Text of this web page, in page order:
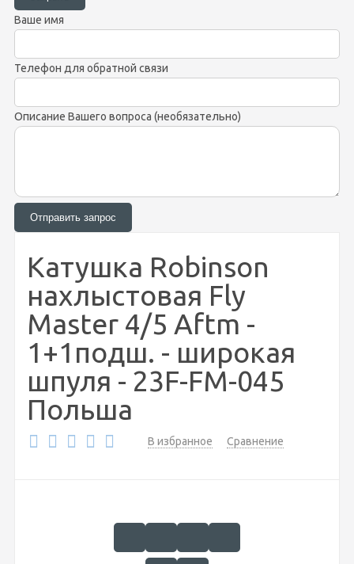
Ваше имя
Телефон для обратной связи
Описание Вашего вопроса (необязательно)
Катушка Robinson
нахлыстовая Fly
Master 4/5 Aftm -
1+1подш. - широкая
шпуля - 23F-FM-045
Польша
В избранное Сравнение